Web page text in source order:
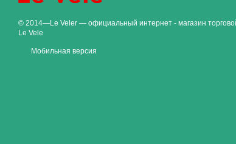
© 2014—Le Veler — официальный интернет - магазин
Le Vele
Мобильная версия